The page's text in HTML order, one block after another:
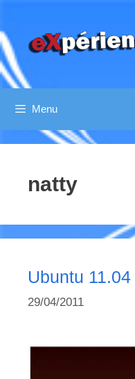
contenu
Menu
natty
Ubuntu
29/04/2011